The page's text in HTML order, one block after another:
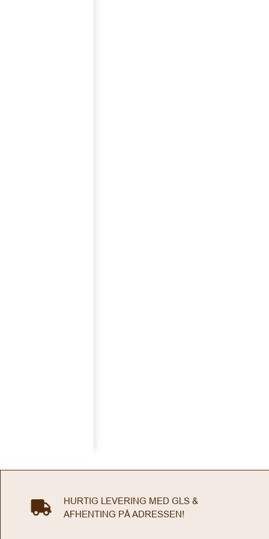
HURTIG LEVERING MED GLS &
AFHENTING PÅ ADRESSEN!